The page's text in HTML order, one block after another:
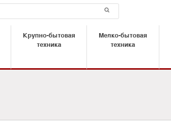
Крупно-бытовая
техника
Мелко-бытовая
техника